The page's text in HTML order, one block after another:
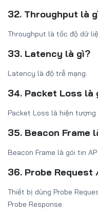
32. Throughput là
Throughput là tốc độ dữ
33. Latency là gì?
Latency là độ trễ mạng.
34. Packet Loss là
Packet Loss là hiện
35. Beacon Frame
Beacon Frame là gói tin
36. Probe Request
Thiết bị dùng Probe
Probe Response.